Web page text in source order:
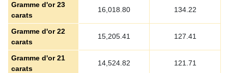
Gramme d'or 23
carats
16,018.80 134.22
Gramme d'or 22
carats
15,205.41 127.41
Gramme d'or 21
carats
14,524.82 121.71